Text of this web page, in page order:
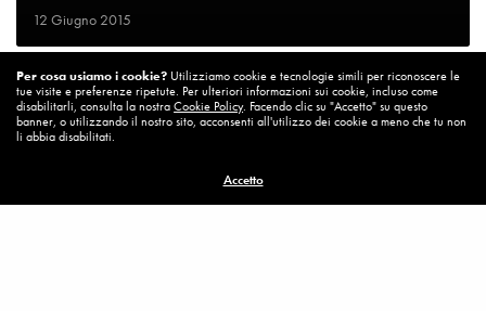
12 Giugno 2015
La vita vince sempre
8 Ottobre 2018
Per cosa usiamo i cookie? Utilizziamo cookie e tecnologie simili per riconoscere le
tue visite e preferenze ripetute. Per ulteriori informazioni sui cookie, incluso come
disabilitarli, consulta la nostraCookie Policy. Facendo clic su "Accetto" su questo
banner, o utilizzando il nostro sito, acconsenti all'utilizzo dei cookie a meno che tu non
li abbia disabilitati.
Accetto